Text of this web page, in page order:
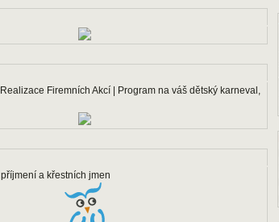
Firemních Akcí | Program na váš dětský karneval,
a křestních jmen